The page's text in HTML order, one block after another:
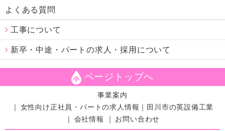
よくある質問
工事について
新卒・中途・パートの求人・採用について
ページトップへ
事業案内
女性向け正社員・パートの求人情報｜田川市の英設備工業
会社情報
お問い合わせ